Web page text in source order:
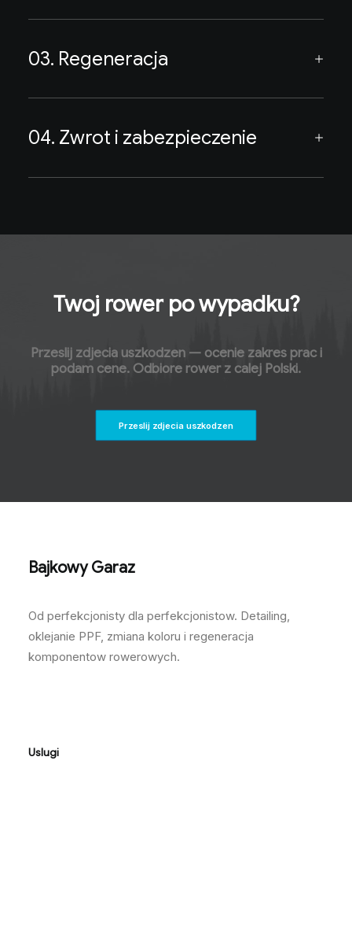
03. Regeneracja
04. Zwrot i zabezpieczenie
Twoj rower po wypadku?
Przeslij zdjecia uszkodzen — ocenie zakres prac i
podam cene. Odbiore rower z calej Polski.
Przeslij zdjecia uszkodzen
Bajkowy Garaz
Od perfekcjonisty dla perfekcjonistow. Detailing,
oklejanie PPF, zmiana koloru i regeneracja
komponentow rowerowych.
Uslugi